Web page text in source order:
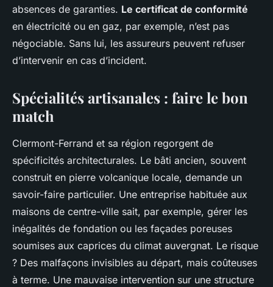
absences de garanties. Le certificat de conformité
en électricité ou en gaz, par exemple, n’est pas
négociable. Sans lui, les assureurs peuvent refuser
d’intervenir en cas d’incident.
Spécialités artisanales : faire le bon
match
Clermont-Ferrand et sa région regorgent de
spécificités architecturales. Le bâti ancien, souvent
construit en pierre volcanique locale, demande un
savoir-faire particulier. Une entreprise habituée aux
maisons de centre-ville sait, par exemple, gérer les
inégalités de fondation ou les façades poreuses
soumises aux caprices du climat auvergnat. Le risque
? Des malfaçons invisibles au départ, mais coûteuses
à terme. Une mauvaise intervention sur une structure